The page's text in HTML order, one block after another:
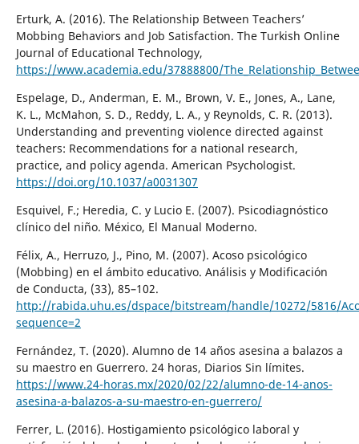
Erturk, A. (2016). The Relationship Between Teachers’
Mobbing Behaviors and Job Satisfaction. The Turkish Online
Journal of Educational Technology,
https://www.academia.edu/37888800/
Espelage, D., Anderman, E. M., Brown, V. E., Jones, A., Lane,
K. L., McMahon, S. D., Reddy, L. A., y Reynolds, C. R. (2013).
Understanding and preventing violence directed against
teachers: Recommendations for a national research,
practice, and policy agenda. American Psychologist.
https://doi.org/10.1037/a0031307
Esquivel, F.; Heredia, C. y Lucio E. (2007). Psicodiagnóstico
clínico del niño. México, El Manual Moderno.
Félix, A., Herruzo, J., Pino, M. (2007). Acoso psicológico
(Mobbing) en el ámbito educativo. Análisis y Modificación
de Conducta, (33), 85–102.
http://rabida.uhu.es/dspace/bitstream/handle/10272/5816/
sequence=2
Fernández, T. (2020). Alumno de 14 años asesina a balazos a
su maestro en Guerrero. 24 horas, Diarios Sin límites.
https://www.24-horas.mx/2020/02/22/alumno-de-14-anos-
asesina-a-balazos-a-su-maestro-en-guerrero/
Ferrer, L. (2016). Hostigamiento psicológico laboral y